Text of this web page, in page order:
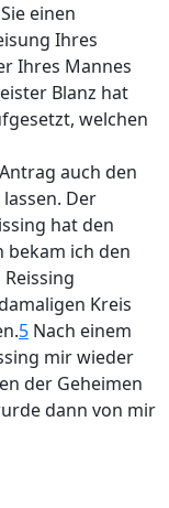
einen
Ihres
Ihres Mannes
Blanz hat
welchen
auch den
Der
hat den
bekam ich den
Kreis
5 Nach einem
mir wieder
der Geheimen
dann von mir